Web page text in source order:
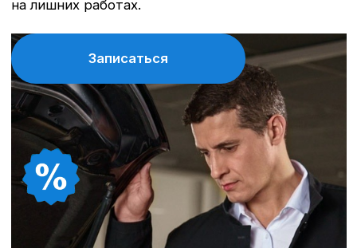
Бесплатный ремонт в рамках
действующего гарантийного
обязательства Nissan, гарантия на запчасти
с центрально склада.
Записаться
Гарантийный ремонт